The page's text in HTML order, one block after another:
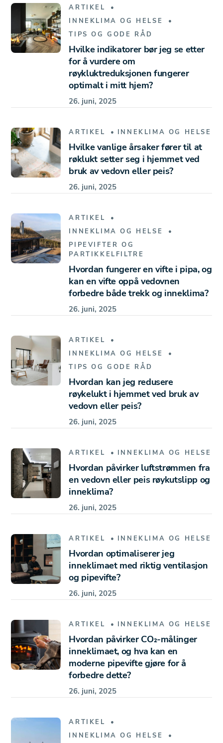
ARTIKEL
INNEKLIMA OG HELSE
TIPS OG GODE RÅD
Hvilke indikatorer bør jeg se etter
for å vurdere om
røykluktreduksjonen fungerer
optimalt i mitt hjem?
26. juni, 2025
ARTIKEL INNEKLIMA OG HELSE
Hvilke vanlige årsaker fører til at
røklukt setter seg i hjemmet ved
bruk av vedovn eller peis?
26. juni, 2025
ARTIKEL
INNEKLIMA OG HELSE
PIPEVIFTER OG
PARTIKKELFILTRE
Hvordan fungerer en vifte i pipa, og
kan en vifte oppå vedovnen
forbedre både trekk og inneklima?
26. juni, 2025
ARTIKEL
INNEKLIMA OG HELSE
TIPS OG GODE RÅD
Hvordan kan jeg redusere
røykelukt i hjemmet ved bruk av
vedovn eller peis?
26. juni, 2025
ARTIKEL INNEKLIMA OG HELSE
Hvordan påvirker luftstrømmen fra
en vedovn eller peis røykutslipp og
inneklima?
26. juni, 2025
ARTIKEL INNEKLIMA OG HELSE
Hvordan optimaliserer jeg
inneklimaet med riktig ventilasjon
og pipevifte?
26. juni, 2025
ARTIKEL INNEKLIMA OG HELSE
Hvordan påvirker CO₂-målinger
inneklimaet, og hva kan en
moderne pipevifte gjøre for å
forbedre dette?
26. juni, 2025
ARTIKEL
INNEKLIMA OG HELSE